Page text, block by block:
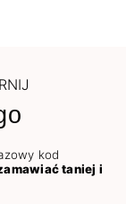
kod
taniej i